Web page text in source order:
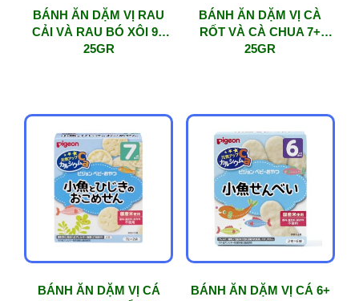
BÁNH ĂN DẶM VỊ RAU
CẢI VÀ RAU BÓ XÔI 9+
25GR
BÁNH ĂN DẶM VỊ CÀ
RỐT VÀ CÀ CHUA 7+
25GR
BÁNH ĂN DẶM VỊ CÁ
BÁNH ĂN DẶM VỊ CÁ 6+